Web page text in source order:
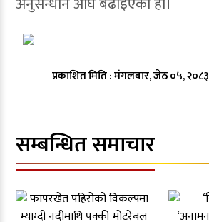
प्रकाशित मिति :मंगलबार, जेठ ०५, २०८३
सम्बन्धित समाचार